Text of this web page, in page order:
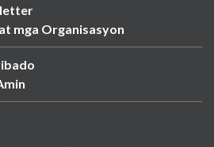
mga Organisasyon